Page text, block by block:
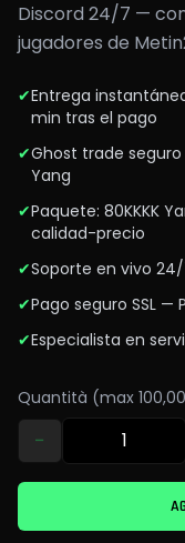
Discord 24/7 —
jugadores de
✔Entrega
min tras el pago
✔Ghost trade
Yang
✔Paquete: 80KKKK
calidad-precio
✔Soporte en vivo
✔Pago seguro SSL —
✔Especialista en
Quantità (max
−